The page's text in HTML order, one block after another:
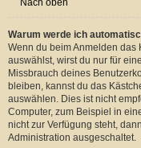
mitteilen, du kannst es
Anmelde-Seite auf „Ich habe
Anweisungen folgst. So
Solltest du trotzdem nicht in
wende dich an die Board-
Nach oben
Warum werde ich
Wenn du beim Anmelden das
auswählst, wirst du nur für